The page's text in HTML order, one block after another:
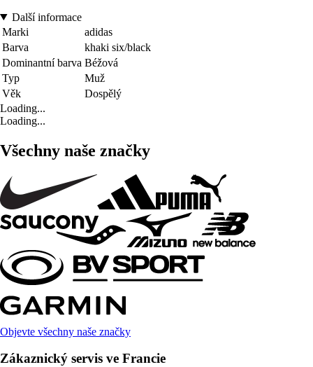
Další informace
Marki
adidas
Barva
khaki six/black
Dominantní barva Béžová
Typ
Muž
Věk
Dospělý
Loading...
Loading...
Všechny naše značky
Objevte všechny naše značky
Zákaznický servis ve Francie